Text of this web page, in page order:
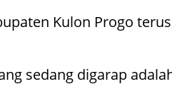
Kulon Progo
sedang digarap